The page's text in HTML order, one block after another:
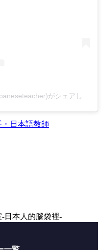
・日本語教師
-日本人的腦袋裡-